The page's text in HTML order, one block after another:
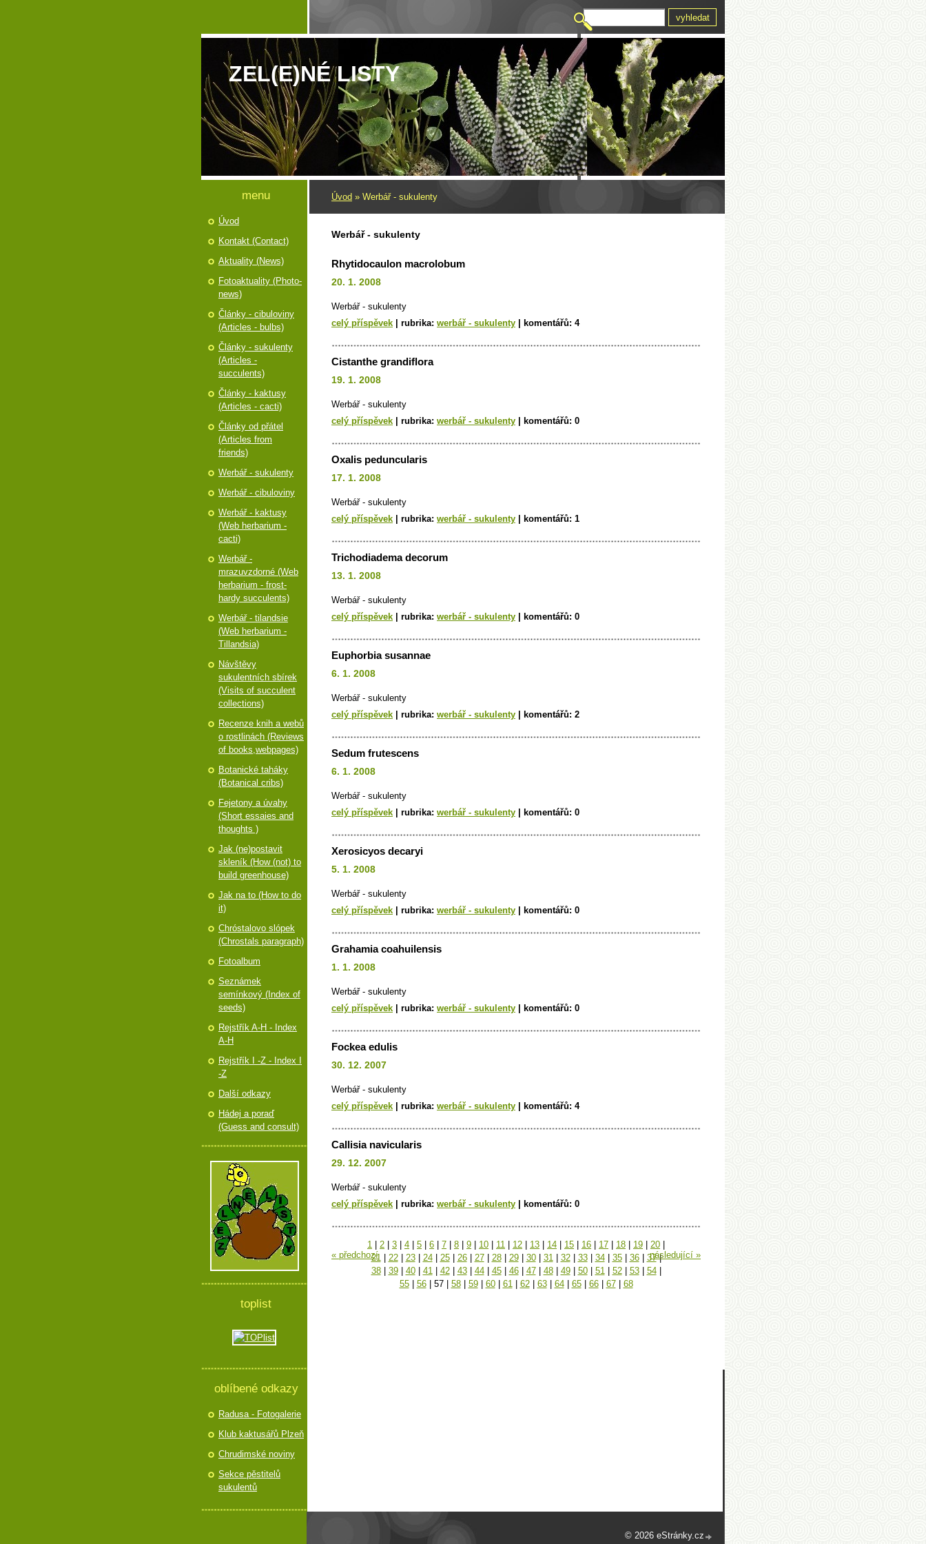
ZEL(E)NÉ LISTY
Úvod » Werbář - sukulenty
Werbář - sukulenty
Rhytidocaulon macrolobum
20. 1. 2008
Werbář - sukulenty
celý příspěvek
rubrika: werbář - sukulenty komentářů: 4
Cistanthe grandiflora
19. 1. 2008
Werbář - sukulenty
celý příspěvek
rubrika: werbář - sukulenty komentářů: 0
Oxalis peduncularis
17. 1. 2008
Werbář - sukulenty
celý příspěvek
rubrika: werbář - sukulenty komentářů: 1
Trichodiadema decorum
13. 1. 2008
Werbář - sukulenty
celý příspěvek
rubrika: werbář - sukulenty komentářů: 0
Euphorbia susannae
6. 1. 2008
Werbář - sukulenty
celý příspěvek
rubrika: werbář - sukulenty komentářů: 2
Sedum frutescens
6. 1. 2008
Werbář - sukulenty
celý příspěvek
rubrika: werbář - sukulenty komentářů: 0
Xerosicyos decaryi
5. 1. 2008
Werbář - sukulenty
celý příspěvek
rubrika: werbář - sukulenty komentářů: 0
Grahamia coahuilensis
1. 1. 2008
Werbář - sukulenty
celý příspěvek
rubrika: werbář - sukulenty komentářů: 0
Fockea edulis
30. 12. 2007
Werbář - sukulenty
celý příspěvek
rubrika: werbář - sukulenty komentářů: 4
Callisia navicularis
29. 12. 2007
Werbář - sukulenty
celý příspěvek
rubrika: werbář - sukulenty komentářů: 0
« předchozí
1 2 3 4 5 6 7 8 9 10 11 12 13 14 15 16 17 18 19 20
21
22 23 24 25 26 27 28 29 30 31 32 33 34 35 36 37 |
38
39 40 41 42 43 44 45 46 47 48 49 50 51 52 53 54
55
56 57 58 59 60 61 62 63 64 65 66 67 68
následující »
menu
Úvod
Kontakt (Contact)
Aktuality (News)
Fotoaktuality (Photo-
news)
Články - cibuloviny
(Articles - bulbs)
Články - sukulenty
(Articles -
succulents)
Články - kaktusy
(Articles - cacti)
Články od přátel
(Articles from
friends)
Werbář - sukulenty
Werbář - cibuloviny
Werbář - kaktusy
(Web herbarium -
cacti)
Werbář -
mrazuvzdorné (Web
herbarium - frost-
hardy succulents)
Werbář - tilandsie
(Web herbarium -
Tillandsia)
Návštěvy
sukulentních sbírek
(Visits of succulent
collections)
Recenze knih a webů
o rostlinách (Reviews
of books,webpages)
Botanické taháky
(Botanical cribs)
Fejetony a úvahy
(Short essaies and
thoughts )
Jak (ne)postavit
skleník (How (not) to
build greenhouse)
Jak na to (How to do
it)
Chróstalovo slópek
(Chrostals paragraph)
Fotoalbum
Seznámek
semínkový (Index of
seeds)
Rejstřík A-H - Index
A-H
Rejstřík I -Z - Index I
-Z
Další odkazy
Hádej a poraď
(Guess and consult)
toplist
oblíbené odkazy
Radusa - Fotogalerie
Klub kaktusářů Plzeň
Chrudimské noviny
Sekce pěstitelů
sukulentů
© 2026 eStránky.cz